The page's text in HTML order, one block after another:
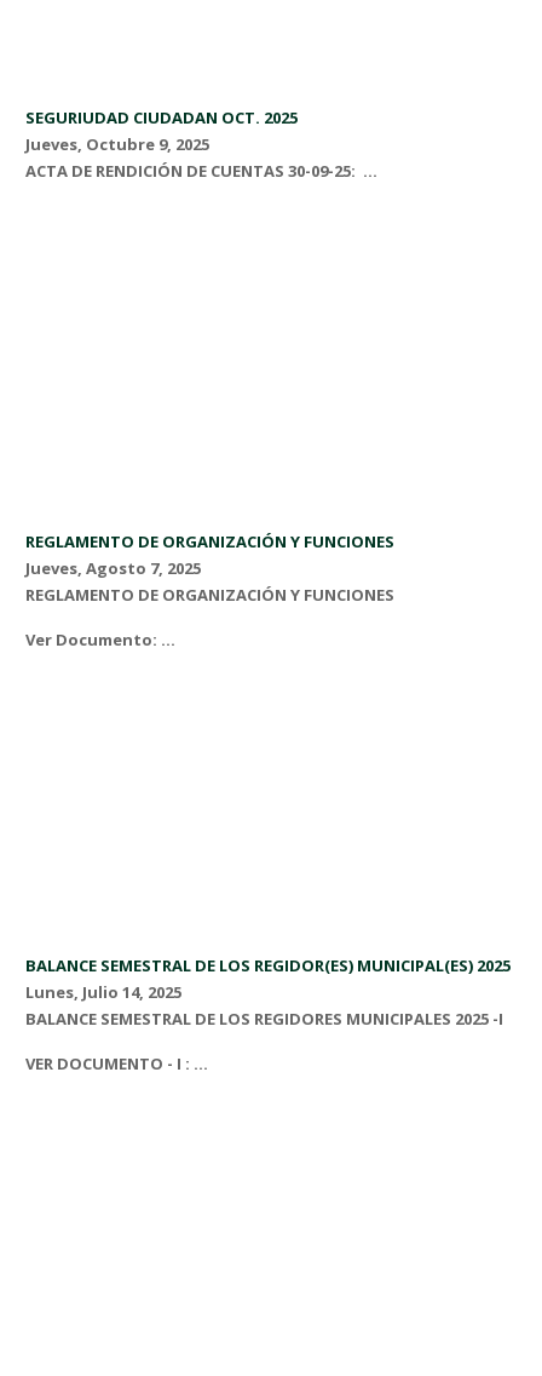
SEGURIUDAD CIUDADAN OCT. 2025
Jueves, Octubre 9, 2025
ACTA DE RENDICIÓN DE CUENTAS 30-09-25: ...
REGLAMENTO DE ORGANIZACIÓN Y FUNCIONES
Jueves, Agosto 7, 2025
REGLAMENTO DE ORGANIZACIÓN Y FUNCIONES
Ver Documento: ...
BALANCE SEMESTRAL DE LOS REGIDOR(ES) MUNICIPAL(ES) 2025
Lunes, Julio 14, 2025
BALANCE SEMESTRAL DE LOS REGIDORES MUNICIPALES 2025 -I
VER DOCUMENTO - I : ...